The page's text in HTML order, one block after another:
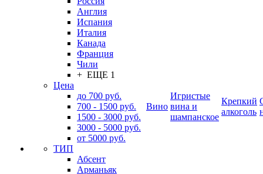
Англия
Испания
Италия
Канада
Франция
Чили
+ ЕЩЕ 1
Цена
до 700 руб.
700 - 1500 руб.
1500 - 3000 руб.
3000 - 5000 руб.
от 5000 руб.
ТИП
Абсент
Арманьяк
Вино
Игристые
вина и
шампанское
Крепкий
алкоголь